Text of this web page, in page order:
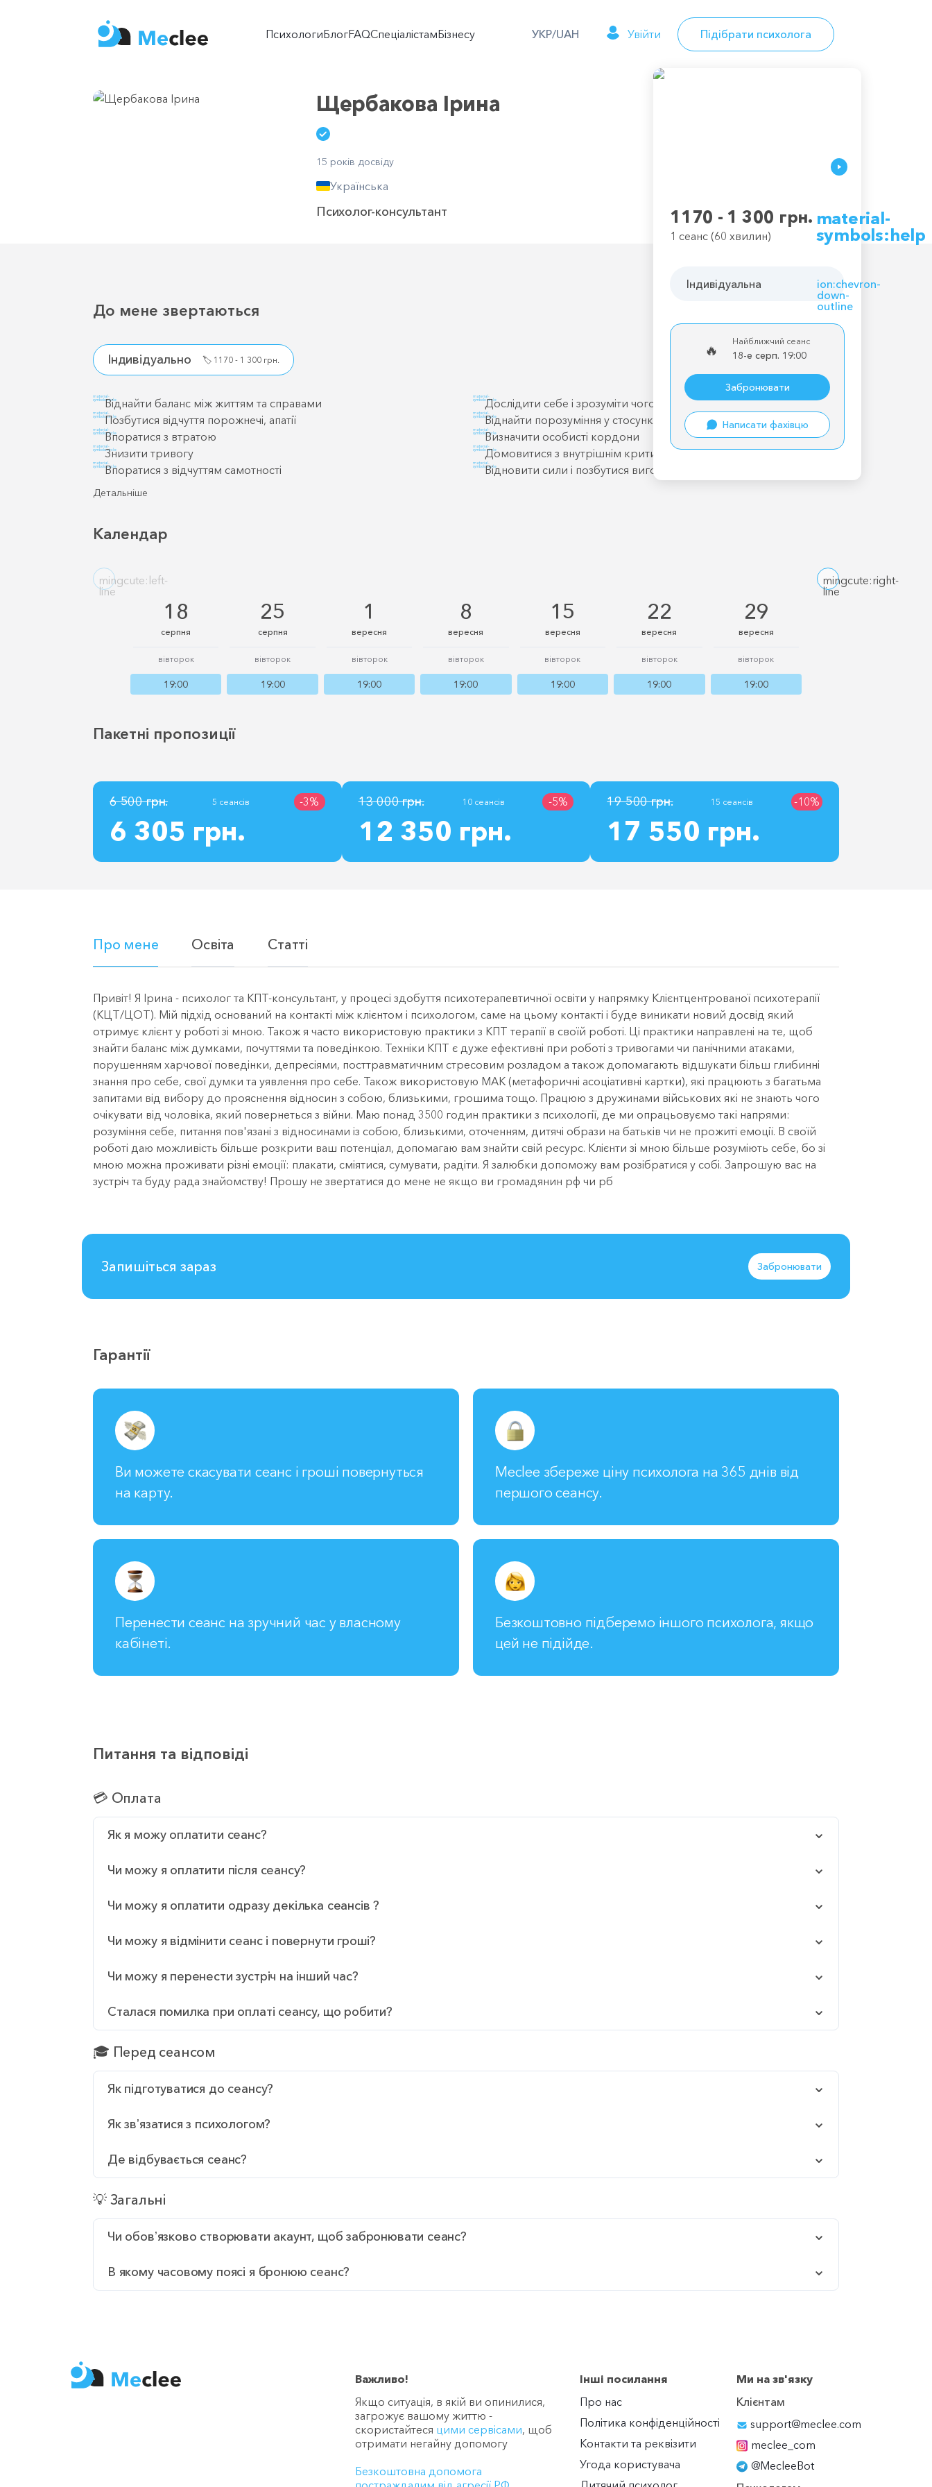
ПсихологиБлогFAQСпеціалістамБізнесу УКР/UAH Увійти Підібрати психолога
Щербакова Ірина
15 років досвіду
Українська
Психолог-консультант 1170 - 1 300 грн. material-
symbols:help
1 сеанс (60 хвилин)
Індивідуальна
ion:chevron-
down-
outline
🔥
Найближчий сеанс
18-е серп. 19:00
Забронювати
Написати фахівцю
До мене звертаються
Індивідуально 🏷️ 1170 - 1 300 грн.
material-
symbols:circleВіднайти баланс між життям та справами
material-
symbols:circleПозбутися відчуття порожнечі, апатії
material-
symbols:circleВпоратися з втратою
material-
symbols:circleЗнизити тривогу
material-
symbols:circleВпоратися з відчуттям самотності
material-
symbols:circleДослідити себе і зрозуміти чого хочу
material-
symbols:circleВіднайти порозуміння у стосунках
material-
symbols:circleВизначити особисті кордони
material-
symbols:circleДомовитися з внутрішнім критиком
material-
symbols:circleВідновити сили і позбутися вигорання
Детальніше
Календар
mingcute:left-
line
mingcute:right-
line
18
серпня
вівторок
19:00
25
серпня
вівторок
19:00
1
вересня
вівторок
19:00
8
вересня
вівторок
19:00
15
вересня
вівторок
19:00
22
вересня
вівторок
19:00
29
вересня
вівторок
19:00
Пакетні пропозиції
6 500 грн. 5 сеансів -3%
6 305 грн.
13 000 грн. 10 сеансів -5%
12 350 грн.
19 500 грн. 15 сеансів -10%
17 550 грн.
Про мене Освіта Статті
Привіт! Я Ірина - психолог та КПТ-консультант, у процесі здобуття психотерапевтичної освіти у напрямку Клієнтцентрованої психотерапії
(КЦТ/ЦОТ). Мій підхід оснований на контакті між клієнтом і психологом, саме на цьому контакті і буде виникати новий досвід який
отримує клієнт у роботі зі мною. Також я часто використовую практики з КПТ терапії в своїй роботі. Ці практики направлені на те, щоб
знайти баланс між думками, почуттями та поведінкою. Техніки КПТ є дуже ефективні при роботі з тривогами чи панічними атаками,
порушенням харчової поведінки, депресіями, посттравматичним стресовим розладом а також допомагають відшукати більш глибинні
знання про себе, свої думки та уявлення про себе. Також використовую МАК (метафоричні асоціативні картки), які працюють з багатьма
запитами від вибору до прояснення відносин з собою, близькими, грошима тощо. Працюю з дружинами військових які не знають чого
очікувати від чоловіка, який повернеться з війни. Маю понад 3500 годин практики з психології, де ми опрацьовуємо такі напрями:
розуміння себе, питання пов'язані з відносинами із собою, близькими, оточенням, дитячі образи на батьків чи не прожиті емоції. В своїй
роботі даю можливість більше розкрити ваш потенціал, допомагаю вам знайти свій ресурс. Клієнти зі мною більше розуміють себе, бо зі
мною можна проживати різні емоції: плакати, сміятися, сумувати, радіти. Я залюбки допоможу вам розібратися у собі. Запрошую вас на
зустріч та буду рада знайомству! Прошу не звертатися до мене не якщо ви громадянин рф чи рб
Запишіться зараз Забронювати
Гарантії
Ви можете скасувати сеанс і гроші повернуться
на карту.
Meclee збереже ціну психолога на 365 днів від
першого сеансу.
Перенести сеанс на зручний час у власному
кабінеті.
Безкоштовно підберемо іншого психолога, якщо
цей не підійде.
Питання та відповіді
💳 Оплата
Як я можу оплатити сеанс?
Чи можу я оплатити після сеансу?
Чи можу я оплатити одразу декілька сеансів ?
Чи можу я відмінити сеанс і повернути гроші?
Чи можу я перенести зустріч на інший час?
Сталася помилка при оплаті сеансу, що робити?
🎓 Перед сеансом
Як підготуватися до сеансу?
Як звʼязатися з психологом?
Де відбувається сеанс?
💡 Загальні
Чи обовʼязково створювати акаунт, щоб забронювати сеанс?
В якому часовому поясі я бронюю сеанс?
Важливо!
Якщо ситуація, в якій ви опинилися,
загрожує вашому життю -
скористайтеся цими сервісами, щоб
отримати негайну допомогу
Безкоштовна допомога
Інші посилання
Про нас
Політика конфіденційності
Контакти та реквізити
Угода користувача
Ми на зв'язку
Клієнтам
support@meclee.com
meclee_com
@MecleeBot